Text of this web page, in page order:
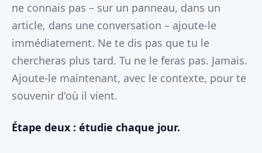
ne connais pas – sur un panneau, dans un
article, dans une conversation – ajoute-le
immédiatement. Ne te dis pas que tu le
chercheras plus tard. Tu ne le feras pas. Jamais.
Ajoute-le maintenant, avec le contexte, pour te
souvenir d'où il vient.
Étape deux : étudie chaque jour.